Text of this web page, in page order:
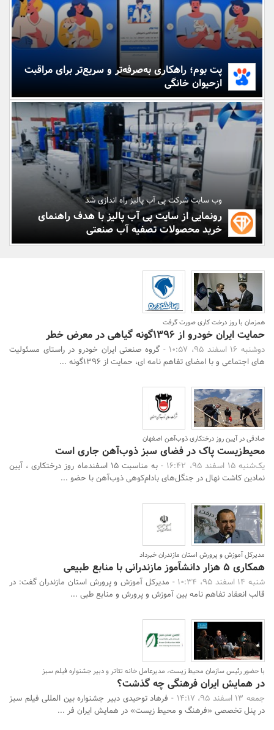
بانک، بیمه و سرمایه
مسکن و ساختمان
پت بوم؛ راهکاری به‌صرفه‌تر و سریع‌تر برای مراقبت
ازحیوان خانگی
وب سایت شرکت پی آب پالیز راه اندازی شد
رونمایی از سایت پی آب پالیز با هدف راهنمای
خرید محصولات تصفیه آب صنعتی
همزمان با روز درخت کاری صورت گرفت
حمایت ایران خودرو از 1396گونه گیاهی در معرض خطر
دوشنبه 16 اسفند 95، 10:57 -
گروه صنعتی ایران خودرو در راستای مسئولیت
های اجتماعی و با امضای تفاهم نامه ای، حمایت از 1396گونه ...
صادقی در آیین روز درختکاری ذوب‌آهن اصفهان
محیط‌زیست پاک در فضای سبز ذوب‌آهن جاری است
یک‌شنبه 15 اسفند 95، 16:42 -
به مناسبت 15 اسفندماه روز درختکاری ، آیین
نمادین کاشت نهال در جنگل‌های بادام‌کوهی ذوب‌آهن با حضو ...
مدیرکل آموزش و پرورش استان مازندران خبرداد
همکاری 5 هزار دانش‎آموز مازندرانی با منابع طبیعی
شنبه 14 اسفند 95، 10:34 -
مدیرکل آموزش و پرورش استان مازندران گفت: در
قالب انعقاد تفاهم نامه بین آموزش و پرورش و منابع طبی ...
با حضور رئیس سازمان محیط زیست، مدیرعامل خانه تئاتر و دبیر جشنواره فیلم سبز
در همایش ایران فرهنگی چه گذشت؟
جمعه 13 اسفند 95، 14:17 -
فرهاد توحیدی دبیر جشنواره بین المللی فیلم سبز
در پنل تخصصی «فرهنگ و محیط زیست» در همایش ایران فر ...